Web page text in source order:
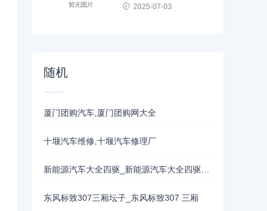
2025-07-03
随机
厦门团购汽车,厦门团购网大全
十堰汽车维修,十堰汽车修理厂
东风标致307三厢坛子_东风标致307 三厢